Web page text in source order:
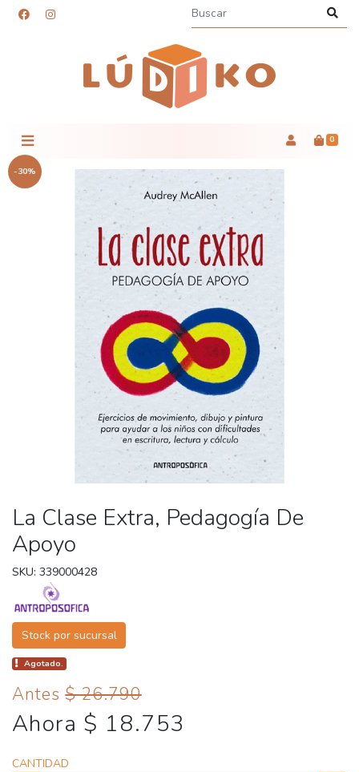
0
-30%
La Clase Extra, Pedagogía De
Apoyo
SKU: 339000428
Stock por sucursal
Agotado.
Antes$ 26.790
Ahora $ 18.753
CANTIDAD